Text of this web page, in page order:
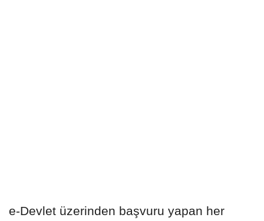
e-Devlet üzerinden başvuru yapan her